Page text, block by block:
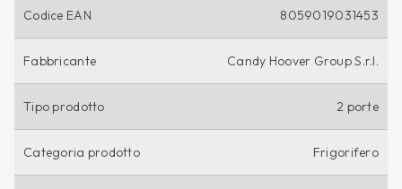
Codice EAN 8059019031453
Fabbricante Candy Hoover Group S.r.l.
Tipo prodotto 2 porte
Categoria prodotto Frigorifero